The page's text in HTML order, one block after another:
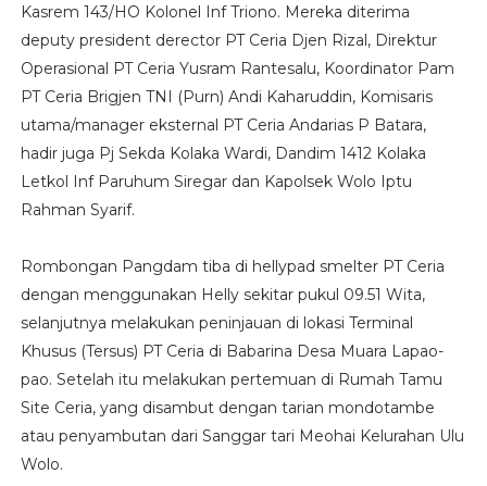
Kasrem 143/HO Kolonel Inf Triono. Mereka diterima
deputy president derector PT Ceria Djen Rizal, Direktur
Operasional PT Ceria Yusram Rantesalu, Koordinator Pam
PT Ceria Brigjen TNI (Purn) Andi Kaharuddin, Komisaris
utama/manager eksternal PT Ceria Andarias P Batara,
hadir juga Pj Sekda Kolaka Wardi, Dandim 1412 Kolaka
Letkol Inf Paruhum Siregar dan Kapolsek Wolo Iptu
Rahman Syarif.
Rombongan Pangdam tiba di hellypad smelter PT Ceria
dengan menggunakan Helly sekitar pukul 09.51 Wita,
selanjutnya melakukan peninjauan di lokasi Terminal
Khusus (Tersus) PT Ceria di Babarina Desa Muara Lapao-
pao. Setelah itu melakukan pertemuan di Rumah Tamu
Site Ceria, yang disambut dengan tarian mondotambe
atau penyambutan dari Sanggar tari Meohai Kelurahan Ulu
Wolo.